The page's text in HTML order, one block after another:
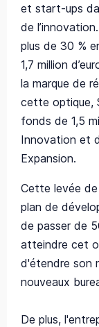
et start-ups
de
plus de 30 %
1,7 million
la marque de
cette optique,
fonds de 1,5
Innovation et
Expansion.
Cette levée
plan de
de passer de
atteindre cet
d'étendre son
nouveaux
De plus,